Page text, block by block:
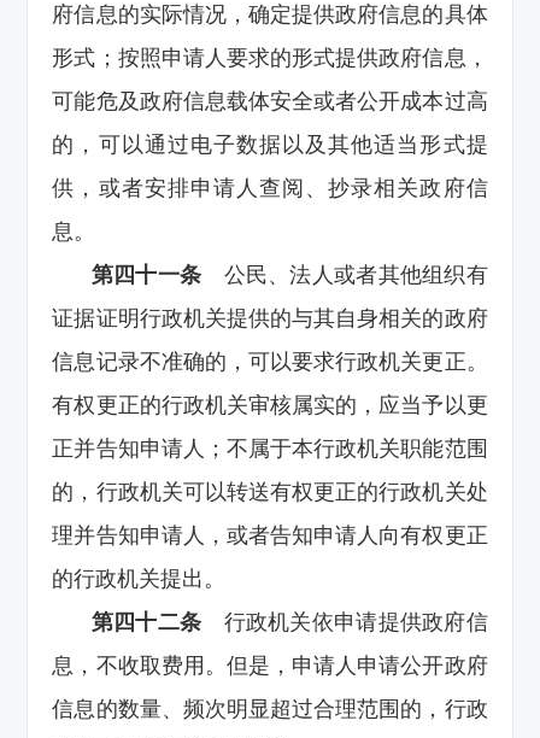
府信息的实际情况，确定提供政府信息的具体
形式；按照申请人要求的形式提供政府信息，
可能危及政府信息载体安全或者公开成本过高
的，可以通过电子数据以及其他适当形式提
供，或者安排申请人查阅、抄录相关政府信
息。
第四十一条 公民、法人或者其他组织有
证据证明行政机关提供的与其自身相关的政府
信息记录不准确的，可以要求行政机关更正。
有权更正的行政机关审核属实的，应当予以更
正并告知申请人；不属于本行政机关职能范围
的，行政机关可以转送有权更正的行政机关处
理并告知申请人，或者告知申请人向有权更正
的行政机关提出。
第四十二条 行政机关依申请提供政府信
息，不收取费用。但是，申请人申请公开政府
信息的数量、频次明显超过合理范围的，行政